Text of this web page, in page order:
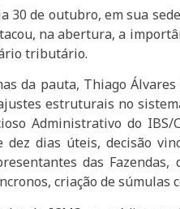
30 de outubro, em sua
na abertura, a
tributário.
da pauta, Thiago
estruturais no
Administrativo do
dez dias úteis, decisão
das
criação de súmulas